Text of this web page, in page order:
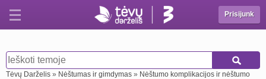
Prisijunk
Tėvų Darželis » Nėštumas ir gimdymas » Nėštumo komplikacijos ir nėštumo